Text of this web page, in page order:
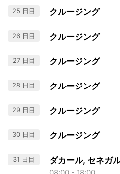
25 日目 クルージング
26 日目 クルージング
27 日目 クルージング
28 日目 クルージング
29 日目 クルージング
30 日目 クルージング
31 日目 ダカール, セネガ